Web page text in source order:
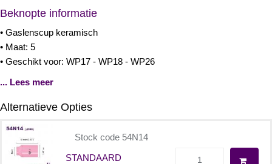
Beknopte informatie
• Gaslenscup keramisch
• Maat: 5
• Geschikt voor: WP17 - WP18 - WP26
... Lees meer
Alternatieve Opties
Stock code 54N14
STANDAARD